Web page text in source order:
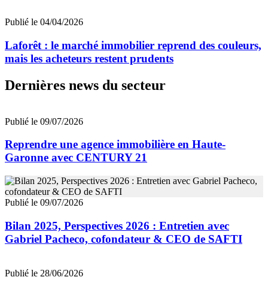
Publié le 04/04/2026
Laforêt : le marché immobilier reprend des couleurs,
mais les acheteurs restent prudents
Dernières news du secteur
Publié le 09/07/2026
Reprendre une agence immobilière en Haute-
Garonne avec CENTURY 21
Publié le 09/07/2026
Bilan 2025, Perspectives 2026 : Entretien avec
Gabriel Pacheco, cofondateur & CEO de SAFTI
Publié le 28/06/2026